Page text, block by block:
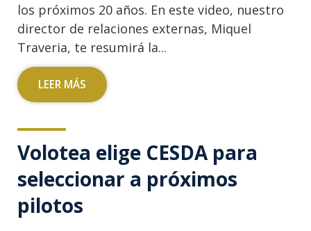
los próximos 20 años. En este video, nuestro
director de relaciones externas, Miquel
Traveria, te resumirá la...
LEER MÁS
Volotea elige CESDA para
seleccionar a próximos
pilotos